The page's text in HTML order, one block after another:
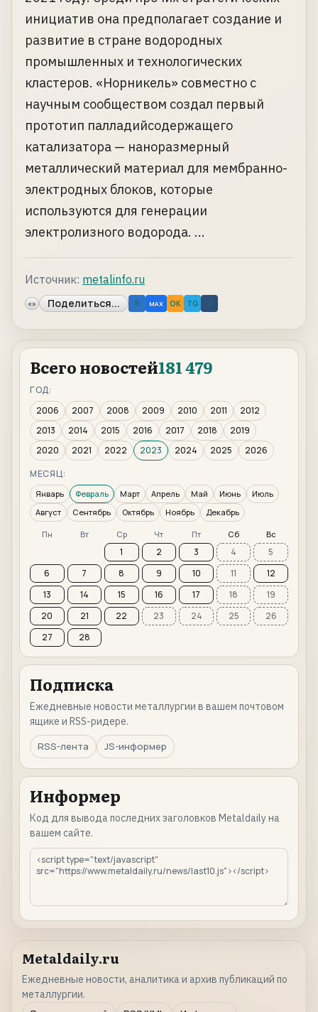
инициатив она предполагает создание и
развитие в стране водородных
промышленных и технологических
кластеров. «Норникель» совместно с
научным сообществом создал первый
прототип палладийсодержащего
катализатора — наноразмерный
металлический материал для мембранно-
электродных блоков, которые
используются для генерации
электролизного водорода. ...
Источник: metalinfo.ru
«» Поделиться... B MAX OK TG ↗
Всего новостей181 479
ГОД:
2006
2007 2008 2009 2010 2011
2012
2013
2014 2015 2016 2017 2018
2019
2020
2021 2022 2023 2024 2025
2026
МЕСЯЦ:
Январь Февраль Март Апрель Май Июнь
Июль
Август
Сентябрь Октябрь Ноябрь Декабрь
Пн Вт Ср Чт Пт Сб Вс
1 2 3 4
5
6
7 8 9 10 11
12
13
14 15 16 17 18
19
20
21 22 23 24 25
26
27
28
Подписка
Ежедневные новости металлургии в вашем почтовом
ящике и RSS-ридере.
RSS-лента
JS-информер
Информер
Код для вывода последних заголовков Metaldaily на
вашем сайте.
Metaldaily.ru
Ежедневные новости, аналитика и архив публикаций по
металлургии.